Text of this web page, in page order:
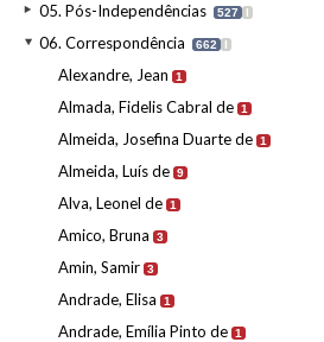
05. Pós-Independências 527 I
06. Correspondência 662 I
Alexandre, Jean 1
Almada, Fidelis Cabral de 1
Almeida, Josefina Duarte de 1
Almeida, Luís de 9
Alva, Leonel de 1
Amico, Bruna 3
Amin, Samir 3
Andrade, Elisa 1
Andrade, Emília Pinto de 1